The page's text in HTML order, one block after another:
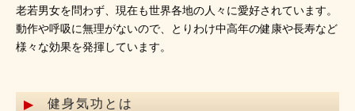
老若男女を問わず、現在も世界各地の人々に愛好されています。
動作や呼吸に無理がないので、とりわけ中高年の健康や長寿など
様々な効果を発揮しています。
健身気功とは